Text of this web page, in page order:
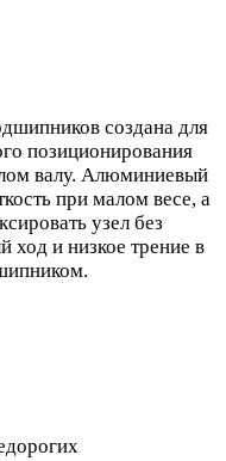
создана для
позиционирования
валу. Алюминиевый
при малом весе, а
узел без
ход и низкое трение в